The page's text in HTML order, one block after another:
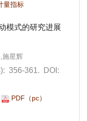
): 356-361. DOI: